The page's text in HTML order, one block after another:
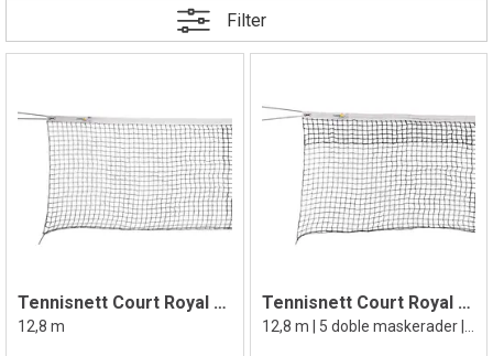
Filter
Tennisnett Court Royal Basic
12,8 m
Tennisnett Court Royal Double Row